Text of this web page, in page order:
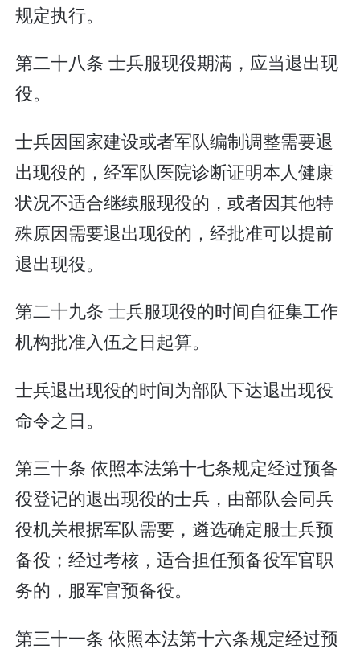
规定执行。
第二十八条 士兵服现役期满，应当退出现
役。
士兵因国家建设或者军队编制调整需要退
出现役的，经军队医院诊断证明本人健康
状况不适合继续服现役的，或者因其他特
殊原因需要退出现役的，经批准可以提前
退出现役。
第二十九条 士兵服现役的时间自征集工作
机构批准入伍之日起算。
士兵退出现役的时间为部队下达退出现役
命令之日。
第三十条 依照本法第十七条规定经过预备
役登记的退出现役的士兵，由部队会同兵
役机关根据军队需要，遴选确定服士兵预
备役；经过考核，适合担任预备役军官职
务的，服军官预备役。
第三十一条 依照本法第十六条规定经过预